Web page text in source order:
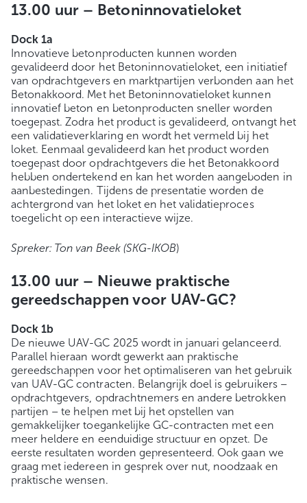
13.00 uur – Betoninnovatieloket
Dock 1a
Innovatieve betonproducten kunnen worden
gevalideerd door het Betoninnovatieloket, een initiatief
van opdrachtgevers en marktpartijen verbonden aan het
Betonakkoord. Met het Betoninnovatieloket kunnen
innovatief beton en betonproducten sneller worden
toegepast. Zodra het product is gevalideerd, ontvangt het
een validatieverklaring en wordt het vermeld bij het
loket. Eenmaal gevalideerd kan het product worden
toegepast door opdrachtgevers die het Betonakkoord
hebben ondertekend en kan het worden aangeboden in
aanbestedingen. Tijdens de presentatie worden de
achtergrond van het loket en het validatieproces
toegelicht op een interactieve wijze.
Spreker: Ton van Beek (SKG-IKOB)
13.00 uur – Nieuwe praktische
gereedschappen voor UAV-GC?
Dock 1b
De nieuwe UAV-GC 2025 wordt in januari gelanceerd.
Parallel hieraan wordt gewerkt aan praktische
gereedschappen voor het optimaliseren van het gebruik
van UAV-GC contracten. Belangrijk doel is gebruikers –
opdrachtgevers, opdrachtnemers en andere betrokken
partijen – te helpen met bij het opstellen van
gemakkelijker toegankelijke GC-contracten met een
meer heldere en eenduidige structuur en opzet. De
eerste resultaten worden gepresenteerd. Ook gaan we
graag met iedereen in gesprek over nut, noodzaak en
praktische wensen.